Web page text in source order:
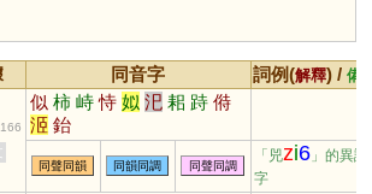
同音字 詞例(解釋) / 備
似 柿 峙 恃 姒 汜 耜 跱 偫
洍 鈶
同聲同韻 同韻同調 同聲同調
「兕zi6 」的異讀
字